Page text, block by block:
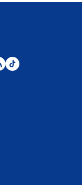
a la posesión y